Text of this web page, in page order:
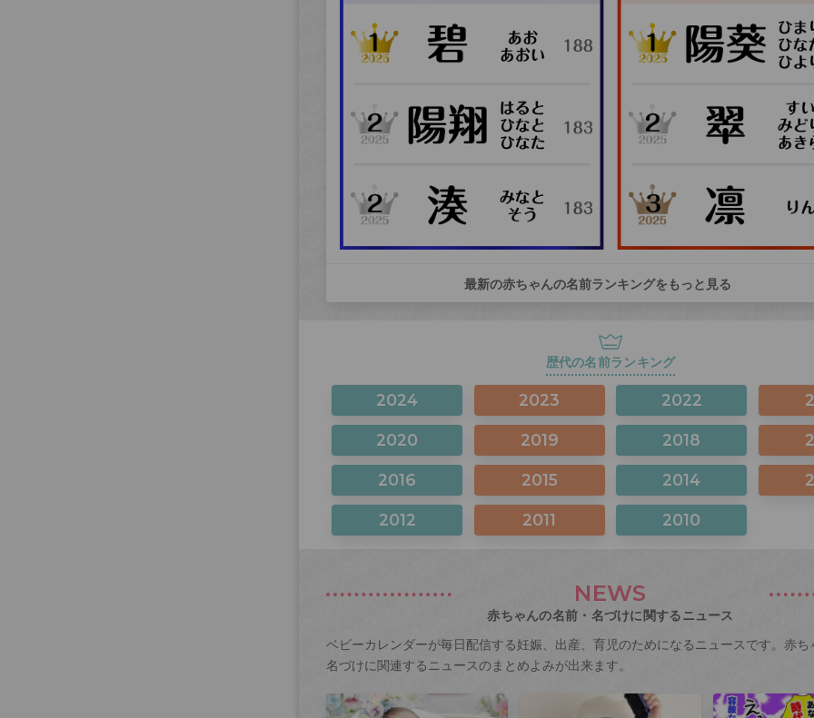
最新の赤ちゃんの名前ランキングをもっと見る
歴代の名前ランキング
2024 2023 2022
2020 2019 2018
2016 2015 2014
2012 2011 2010
NEWS
赤ちゃんの名前・名づけに関するニュース
ベビーカレンダーが毎日配信する妊娠、出産、育児のためになるニュースです。赤ち
名づけに関連するニュースのまとめよみが出来ます。